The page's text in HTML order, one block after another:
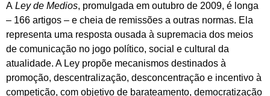
A Ley de Medios, promulgada em outubro de 2009, é longa
– 166 artigos – e cheia de remissões a outras normas. Ela
representa uma resposta ousada à supremacia dos meios
de comunicação no jogo político, social e cultural da
atualidade. A Ley propõe mecanismos destinados à
promoção, descentralização, desconcentração e incentivo à
competição, com objetivo de barateamento, democratização